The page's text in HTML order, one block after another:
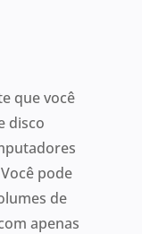
que você
disco
pode
de
apenas